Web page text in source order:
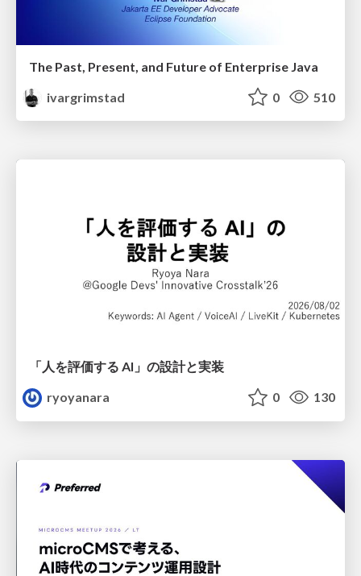
The Past, Present, and Future of Enterprise Java
ivargrimstad
0 510
「人を評価する AI」の 設計と実装
ryoyanara
0 130